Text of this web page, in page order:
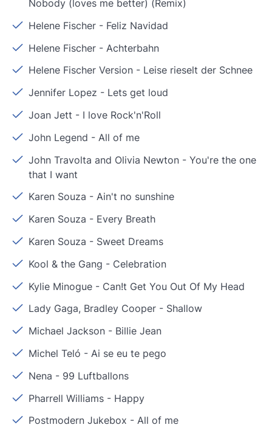
Nobody (loves me better) (Remix)
Helene Fischer - Feliz Navidad
Helene Fischer - Achterbahn
Helene Fischer Version - Leise rieselt der Schnee
Jennifer Lopez - Lets get loud
Joan Jett - I love Rock'n'Roll
John Legend - All of me
John Travolta and Olivia Newton -You're the one
that I want
Karen Souza -Ain't no sunshine
Karen Souza - Every Breath
Karen Souza - Sweet Dreams
Kool & the Gang - Celebration
Kylie Minogue - Can!t Get You Out Of My Head
Lady Gaga, Bradley Cooper - Shallow
Michael Jackson - Billie Jean
Michel Teló -Ai se eu te pego
Nena - 99 Luftballons
Pharrell Williams - Happy
Postmodern Jukebox -All of me